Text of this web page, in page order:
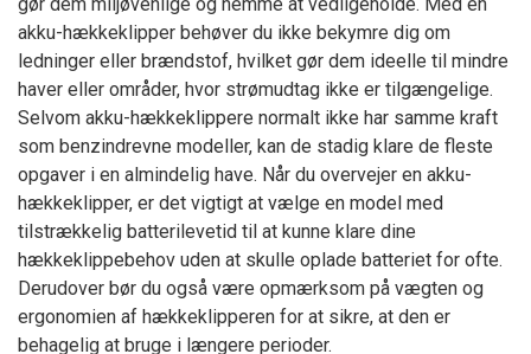
akku-hækkeklipper behøver du ikke bekymre dig om
ledninger eller brændstof, hvilket gør dem ideelle til mindre
haver eller områder, hvor strømudtag ikke er tilgængelige.
Selvom akku-hækkeklippere normalt ikke har samme kraft
som benzindrevne modeller, kan de stadig klare de fleste
opgaver i en almindelig have. Når du overvejer en akku-
hækkeklipper, er det vigtigt at vælge en model med
tilstrækkelig batterilevetid til at kunne klare dine
hækkeklippebehov uden at skulle oplade batteriet for ofte.
Derudover bør du også være opmærksom på vægten og
ergonomien af hækkeklipperen for at sikre, at den er
behagelig at bruge i længere perioder.